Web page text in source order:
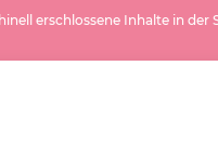
erschlossene Inhalte in der